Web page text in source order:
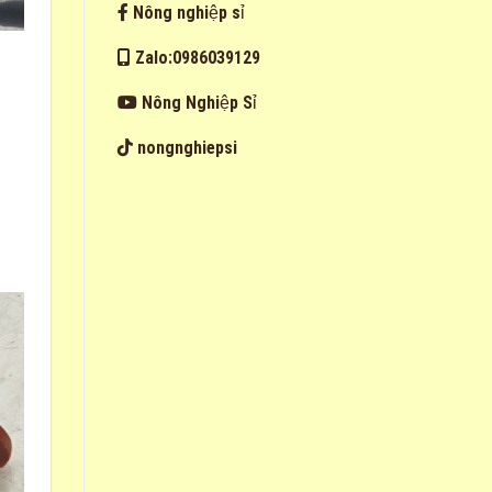
Nông nghiệp sỉ
Zalo:0986039129
Nông Nghiệp Sỉ
nongnghiepsi